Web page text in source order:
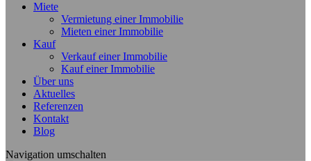
Miete
Vermietung einer Immobilie
Mieten einer Immobilie
Kauf
Verkauf einer Immobilie
Kauf einer Immobilie
Über uns
Aktuelles
Referenzen
Kontakt
Blog
Navigation umschalten